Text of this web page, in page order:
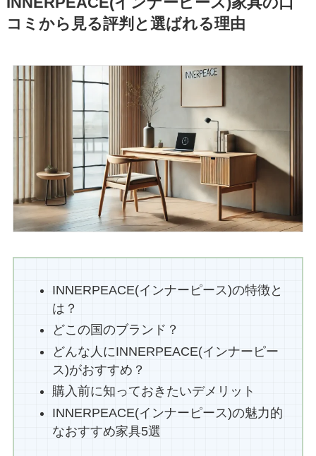
コミから見る評判と選ばれる理由
INNERPEACE(インナーピース)の特徴と
は？
どこの国のブランド？
どんな人にINNERPEACE(インナーピー
ス)がおすすめ？
購入前に知っておきたいデメリット
INNERPEACE(インナーピース)の魅力的
なおすすめ家具5選